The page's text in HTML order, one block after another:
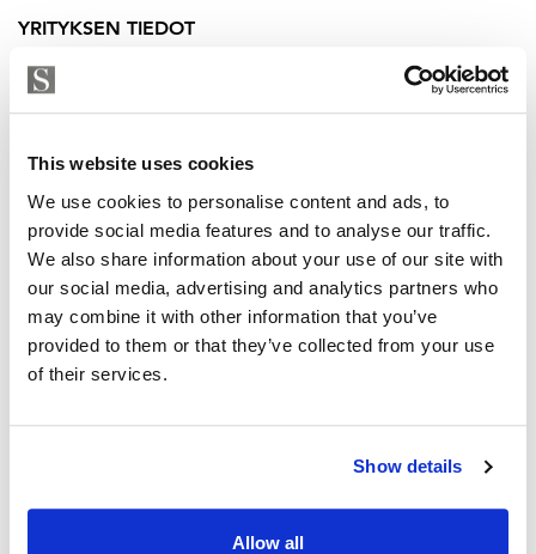
This website uses cookies
We use cookies to personalise content and ads, to
provide social media features and to analyse our traffic.
We also share information about your use of our site with
our social media, advertising and analytics partners who
may combine it with other information that you’ve
provided to them or that they’ve collected from your use
of their services.
Show details
Allow all
mia@strand.fi
Laatuauktorisoitu
unelmakodiksi.
Lisätiedot ja esittelypyynnöt:
Kaupanvahvistaja
Strand Properties Partner
mia@strand.fi
0400 54 8888
YRITYKSEN TIEDOT